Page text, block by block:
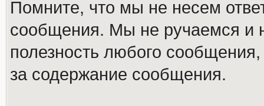
Помните, что мы не несем
сообщения. Мы не ручаемся и
полезность любого
за содержание сообщения.